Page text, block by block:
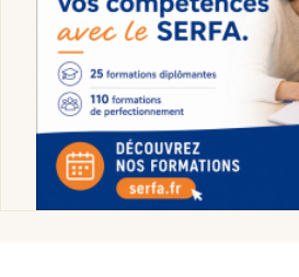
Marchés dans le Territoire
Marchés en Franche-Comté
Marchés en Bourgogne-